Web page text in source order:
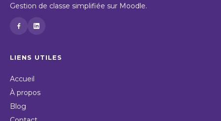
Gestion de classe simplifiée sur Moodle.
LIENS UTILES
Accueil
À propos
Blog